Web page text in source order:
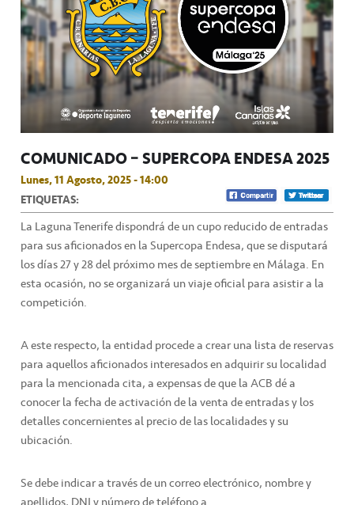
COMUNICADO – SUPERCOPA ENDESA 2025
Lunes, 11 Agosto, 2025 - 14:00
ETIQUETAS:
La Laguna Tenerife dispondrá de un cupo reducido de entradas
para sus aficionados en la Supercopa Endesa, que se disputará
los días 27 y 28 del próximo mes de septiembre en Málaga. En
esta ocasión, no se organizará un viaje oficial para asistir a la
competición.
A este respecto, la entidad procede a crear una lista de reservas
para aquellos aficionados interesados en adquirir su localidad
para la mencionada cita, a expensas de que la ACB dé a
conocer la fecha de activación de la venta de entradas y los
detalles concernientes al precio de las localidades y su
ubicación.
Se debe indicar a través de un correo electrónico, nombre y